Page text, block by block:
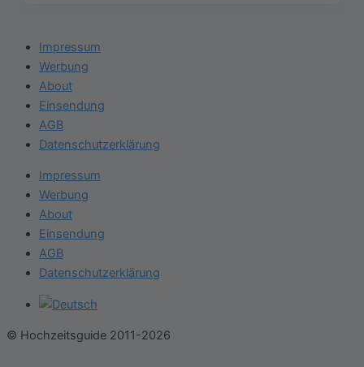
Impressum
Werbung
About
Einsendung
AGB
Datenschutzerklärung
Impressum
Werbung
About
Einsendung
AGB
Datenschutzerklärung
© Hochzeitsguide 2011-2026